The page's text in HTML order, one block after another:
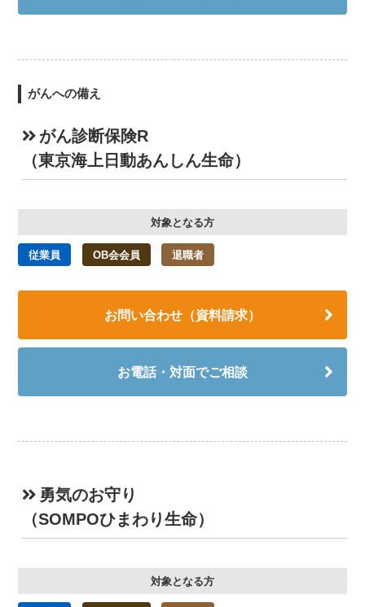
がんへの備え
がん診断保険R
（東京海上日動あんしん生命）
対象となる方
従業員 OB会会員 退職者
お問い合わせ（資料請求）
お電話・対面でご相談
勇気のお守り
（SOMPOひまわり生命）
対象となる方